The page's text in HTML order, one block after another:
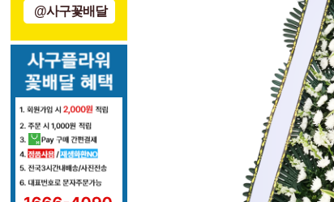
@사구꽃배달